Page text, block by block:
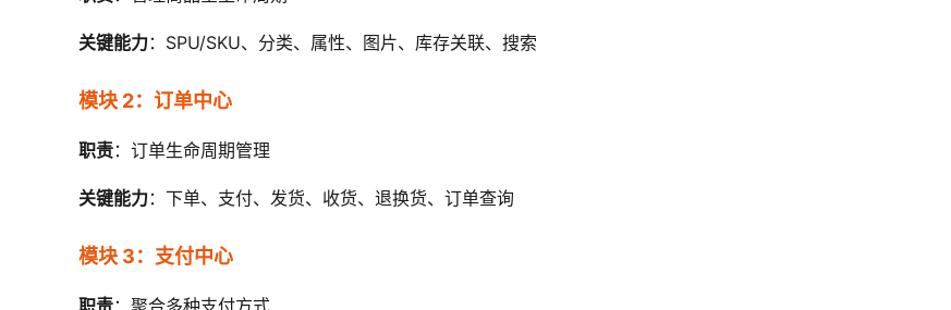
关键能力：SPU/SKU、分类、属性、图片、库存关联、搜索
模块 2：订单中心
职责：订单生命周期管理
关键能力：下单、支付、发货、收货、退换货、订单查询
模块 3：支付中心
职责：聚合多种支付方式